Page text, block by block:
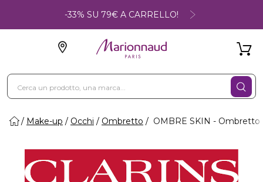
-33% SU 79€ A CARRELLO!
Make-up Occhi Ombretto OMBRE SKIN - Ombretto